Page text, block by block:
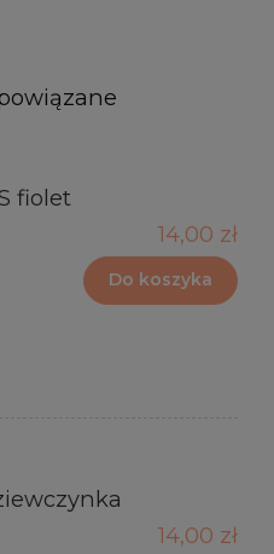
fiolet
14,00 zł
Do koszyka
14,00 zł